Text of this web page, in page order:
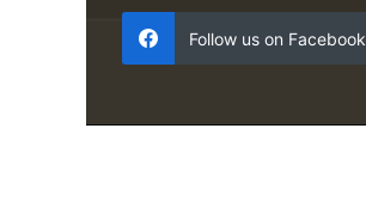
Follow us on Facebook